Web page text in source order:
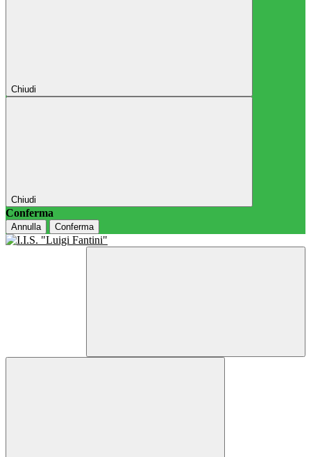
Chiudi
Chiudi
Conferma
Annulla Conferma